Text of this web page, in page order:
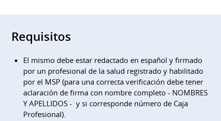
Requisitos
El mismo debe estar redactado en español y firmado
por un profesional de la salud registrado y habilitado
por el MSP (para una correcta verificación debe tener
aclaración de firma con nombre completo - NOMBRES
Y APELLIDOS - y si corresponde número de Caja
Profesional).